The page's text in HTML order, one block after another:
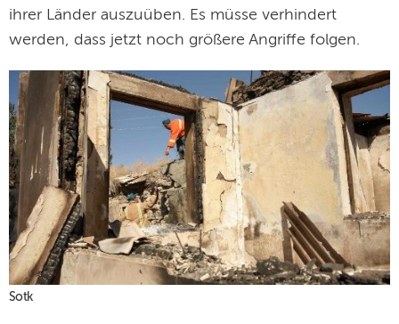
ihrer Länder auszuüben. Es müsse verhindert
werden, dass jetzt noch größere Angriffe folgen.
Sotk